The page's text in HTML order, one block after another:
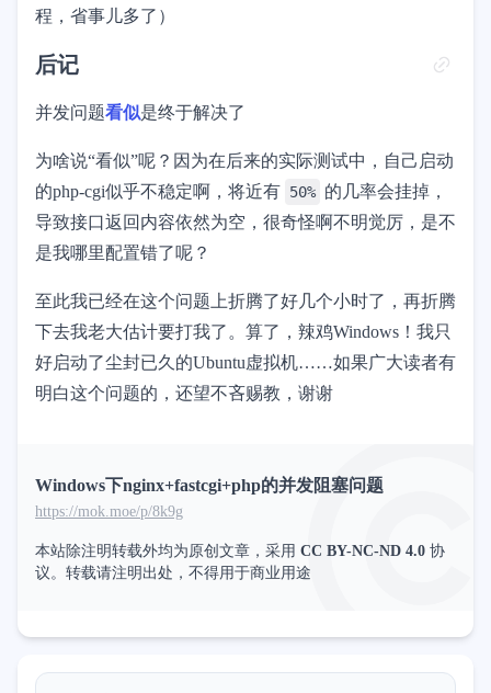
程，省事儿多了）
后记
并发问题看似是终于解决了
为啥说“看似”呢？因为在后来的实际测试中，自己启动
的php-cgi似乎不稳定啊，将近有 50% 的几率会挂掉，
导致接口返回内容依然为空，很奇怪啊不明觉厉，是不
是我哪里配置错了呢？
至此我已经在这个问题上折腾了好几个小时了，再折腾
下去我老大估计要打我了。算了，辣鸡Windows！我只
好启动了尘封已久的Ubuntu虚拟机……如果广大读者有
明白这个问题的，还望不吝赐教，谢谢
Windows下nginx+fastcgi+php的并发阻塞问题
https://mok.moe/p/8k9g
本站除注明转载外均为原创文章，采用 CC BY-NC-ND 4.0 协
议。转载请注明出处，不得用于商业用途